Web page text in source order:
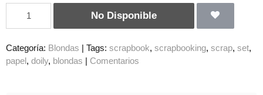
No Disponible
Categoría: Blondas | Tags: scrapbook scrapbooking scrap set
papel doily blondas | Comentarios